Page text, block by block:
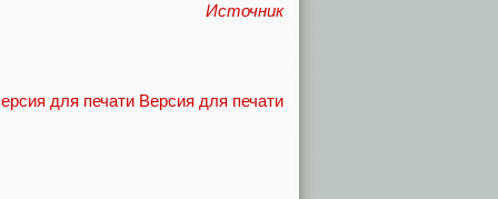
Источник
Версия для печати